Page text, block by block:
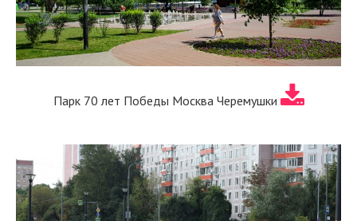
Парк 70 лет Победы Москва Черемушки